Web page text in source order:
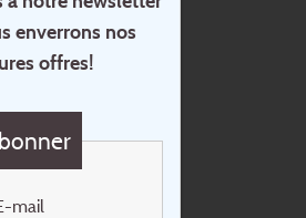
enverrons nos
offres!
mail
Accueil
Contact
Questions?
Newsletter